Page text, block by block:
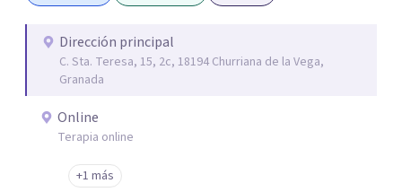
Centro de Psicología Vilmar y me dediqué a hacer terapia
y a realizar peritaciones. Todo ello compaginado con la
realización de colaboraciones y proyectos como
programas de estimulación en residencias de adultos;
terapias en Residencias de Adultos con Discapacidad
drogodependientes y talleres para poblaciones
Dirección principal
C. Sta. Teresa, 15, 2c, 18194 Churriana de la Vega,
Granada
Online
Terapia online
+1 más